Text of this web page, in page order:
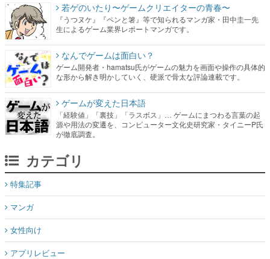
若ゲのいたり〜ゲームクリエイターの青春〜
『うつヌケ』『ペンと箸』等で知られるマンガ家・田中圭一先
生によるゲーム業界レポートマンガです。
なんでゲームは面白い？
ゲーム開発者・hamatsu氏がゲームの魅力を画面や操作の具体的
な形から解き明かしていく、硬派で骨太な評論連載です。
ゲームが変えた日本語
「経験値」「裏技」「ラスボス」… ゲームにまつわる言葉の起
源や用法の変遷を、コンピューター文化史研究家・タイニーP氏
が徹底調査。
カテゴリ
特集記事
マンガ
女性向け
アプリレビュー